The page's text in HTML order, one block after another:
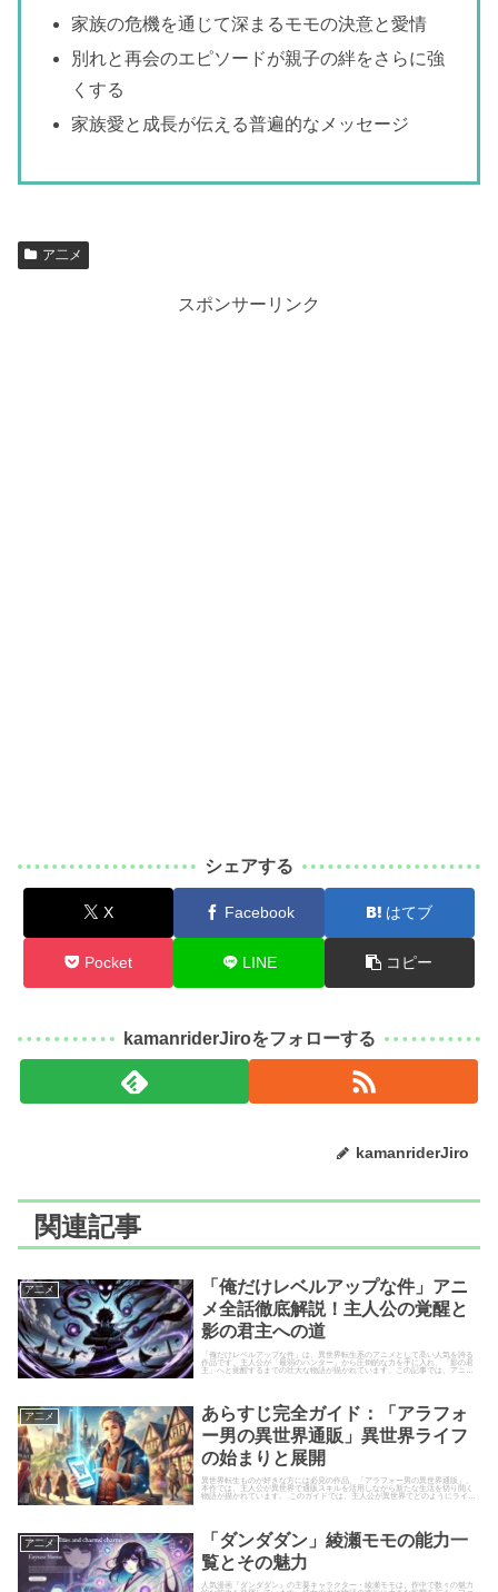
家族の危機を通じて深まるモモの決意と愛情
別れと再会のエピソードが親子の絆をさらに強
くする
家族愛と成長が伝える普遍的なメッセージ
ア二メ
スポンサーリンク
シェアする
X Facebook はてブ
Pocket LINE コピー
kamanriderJiroをフォローする
kamanriderJiro
関連記事
ア二メ
「俺だけレベルアップな件」アニ
メ全話徹底解説！主人公の覚醒と
影の君主への道
「俺だけレベルアップな件」は、異世界転生系のアニメとして高い人気を誇る
作品です。主人公が「最弱のハンター」から圧倒的な力を手に入れ、「影の君
主」へと覚醒するまでの壮大な物語が描かれています。この記事では、アニメ
全話のストーリーを徹底解説し、...
ア二メ
あらすじ完全ガイド：「アラフォ
ー男の異世界通販」異世界ライフ
の始まりと展開
異世界転生ものが好きな方には必見の作品、「アラフォー男の異世界通販」。
本作では、主人公が異世界で通販スキルを活用しながら新たな生活を切り開く
物語が描かれています。 このガイドでは、主人公が異世界でどのようにライフ
ア二メ
「ダンダダン」綾瀬モモの能力一
覧とその魅力
人気漫画『ダンダダン』の主要キャラクター・綾瀬モモは、作中で数々の魅力